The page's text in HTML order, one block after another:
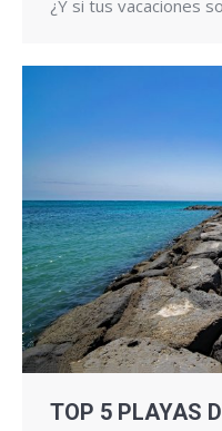
¿Y si tus vacaciones
TOP 5 PLAYAS